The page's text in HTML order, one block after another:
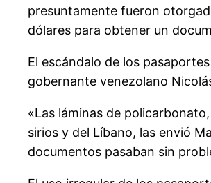
presuntamente fueron
dólares para obtener un
El escándalo de los
gobernante venezolano
«Las láminas de
sirios y del Líbano, las envió
documentos pasaban sin